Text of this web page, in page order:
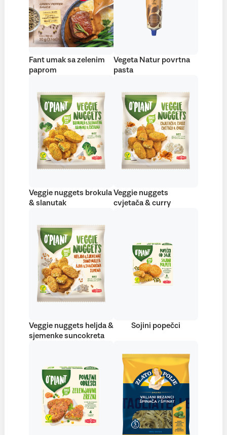
Fant umak sa zelenim
paprom
Vegeta Natur povrtna
pasta
Veggie nuggets brokula
& slanutak
Veggie nuggets
cvjetača & curry
Veggie nuggets heljda &
sjemenke suncokreta
Sojini popečci